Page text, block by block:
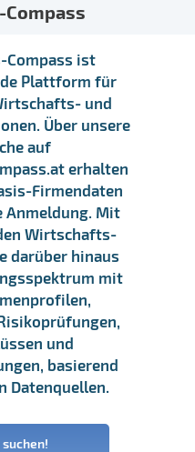
Compass ist
Plattform für
und
Über unsere
auf
erhalten
Firmendaten
Anmeldung. Mit
Wirtschafts-
darüber hinaus
mit
und
basierend
Datenquellen.